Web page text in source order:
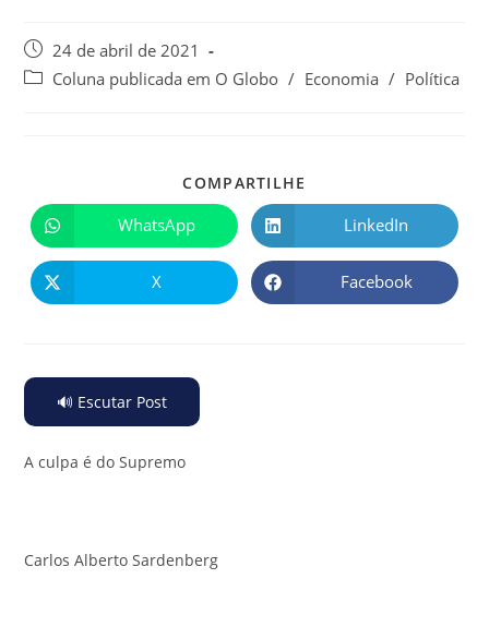
24 de abril de 2021
Coluna publicada em O Globo / Economia / Política
COMPARTILHE
WhatsApp LinkedIn
X Facebook
🔊 Escutar Post
A culpa é do Supremo
Carlos Alberto Sardenberg